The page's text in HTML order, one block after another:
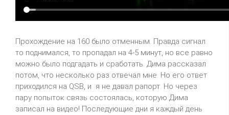
Прохождение на 160 было отменным. Правда сигнал
то поднимался, то пропадал на 4-5 минут, но все равно
можно было подгадать и сработать. Дима рассказал
потом, что несколько раз отвечал мне. Но его ответ
приходился на QSB, и я не давал рапорт. Но через
пару попыток связь состоялась, которую Дима
записал на видео! Последующие дни я каждый день